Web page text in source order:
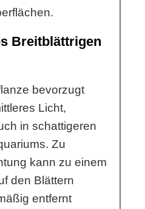
Breitblättrigen
bevorzugt
Licht,
in schattigeren
Zu
kann zu einem
den Blättern
entfernt